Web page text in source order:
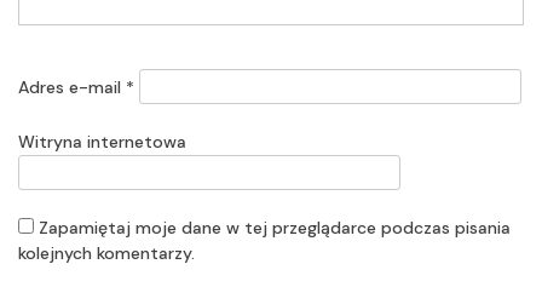
Adres e-mail *
Witryna internetowa
Zapamiętaj moje dane w tej przeglądarce podczas pisania
kolejnych komentarzy.